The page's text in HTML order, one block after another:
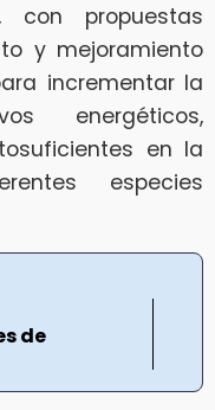
con propuestas
y mejoramiento
incrementar la
energéticos,
en la
especies
de